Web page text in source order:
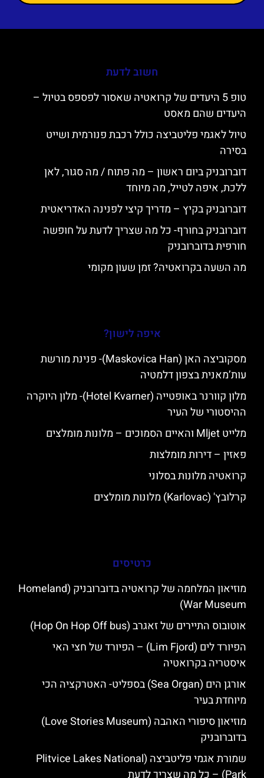
חשוב לדעת
טופ 5 היעדים של קרואטיה שאסור לפספס בטיול –
היעדים שהם מאסט
טיול לאגמי פליטביצה כולל רכבת פנורמית ושייט
בסירה
דוברובניק ביום ראשון – מה פתוח / מה סגור, לאן
ללכת, איפה לטייל, מה מיוחד
דוברובניק בקיץ – מדריך קיצי לפנינה האדריאטית
דוברובניק בחורף- כל מה שצריך לדעת על חופשה
חורפית בדוברובניק
מה השעה בקרואטיה? זמן שעון מקומי
איפה לישון?
מסקוביצה האן (Maskovica Han)- פנינת מורשת
עות’מאנית בצפון דלמטיה
מלון קוורנר באופטייה (Hotel Kvarner)- מלון היוקרה
ההיסטורי של העיר
מלייט Mljet והאיים הסמוכים – מלונות מומלצים
פאזין – דירות מומלצות
קרואטיה מלונות בסלוני
קרלובץ' (Karlovac) מלונות מומלצים
כרטיסים
מוזיאון המלחמה של קרואטיה בדוברובניק (Homeland
War Museum)
אוטובוס התיירים של זאגרב (Hop On Hop Off bus)
הפיורד לים (Lim Fjord) – הפיורד של חצי האי
איסטריה בקרואטיה
אורגן הים (Sea Organ) בספליט- האטרקציה הכי
מיוחדת בעיר
מוזיאון סיפורי האהבה (Love Stories Museum)
בדוברובניק
שמורת אגמי פליטביצה (Plitvice Lakes National
Park) – כל מה שצריך לדעת